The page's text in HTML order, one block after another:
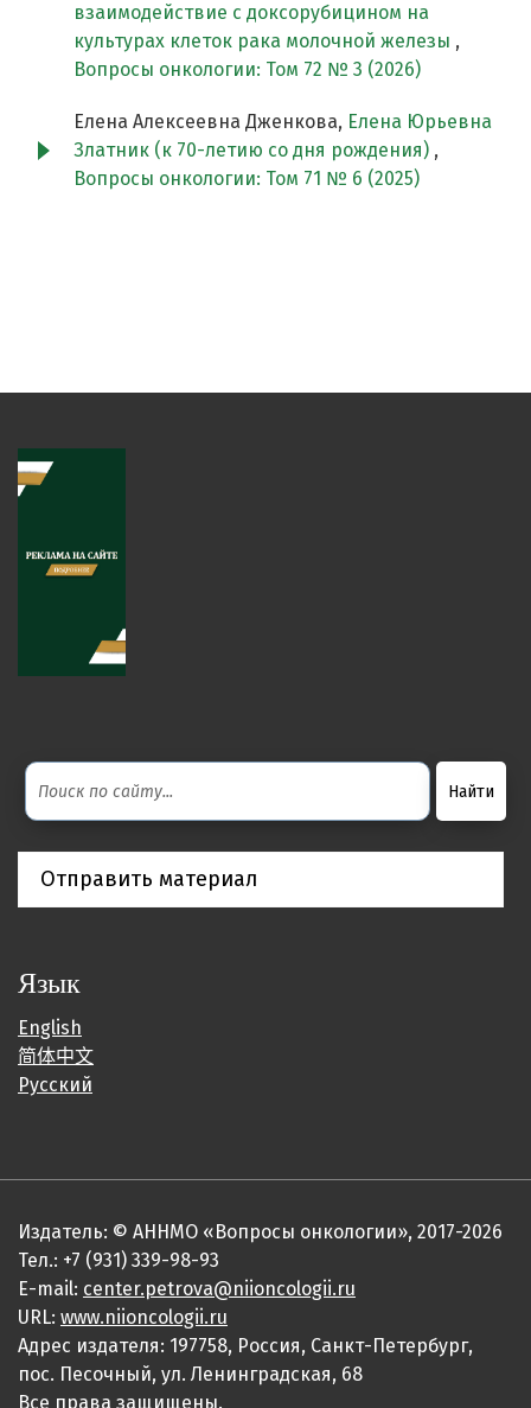
взаимодействие с доксорубицином на
культурах клеток рака молочной железы ,
Вопросы онкологии: Том 72 № 3 (2026)
Елена Алексеевна Дженкова, Елена Юрьевна
Златник (к 70-летию со дня рождения) ,
Вопросы онкологии: Том 71 № 6 (2025)
Отправить материал
Язык
English
简体中文
Русский
Издатель: © АННМО «Вопросы онкологии», 2017-2026
Тел.: +7 (931) 339-98-93
E-mail: center.petrova@niioncologii.ru
URL: www.niioncologii.ru
Адрес издателя: 197758, Россия, Санкт-Петербург,
пос. Песочный, ул. Ленинградская, 68
Все права защищены.